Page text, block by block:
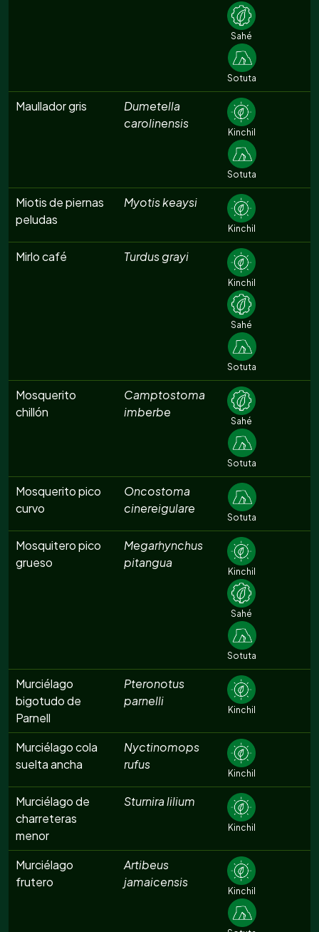
Sahé
Sotuta
Maullador gris
Dumetella
carolinensis
Kinchil
Sotuta
Miotis de piernas
peludas
Myotis keaysi
Kinchil
Mirlo café Turdus grayi
Kinchil
Sahé
Sotuta
Mosquerito
chillón
Camptostoma
imberbe
Sahé
Sotuta
Mosquerito pico
curvo
Oncostoma
cinereigulare
Sotuta
Mosquitero pico
grueso
Megarhynchus
pitangua
Kinchil
Sahé
Sotuta
Murciélago
bigotudo de
Parnell
Pteronotus
parnelli
Kinchil
Murciélago cola
suelta ancha
Nyctinomops
rufus
Kinchil
Murciélago de
charreteras
menor
Sturnira lilium
Kinchil
Murciélago
frutero
Artibeus
jamaicensis
Kinchil